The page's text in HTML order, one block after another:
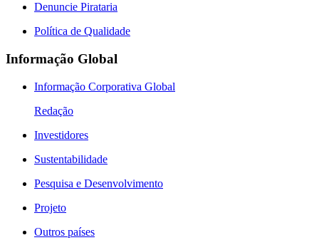
Denuncie Pirataria
Política de Qualidade
Informação Global
Informação Corporativa Global
Redação
Investidores
Sustentabilidade
Pesquisa e Desenvolvimento
Projeto
Outros países